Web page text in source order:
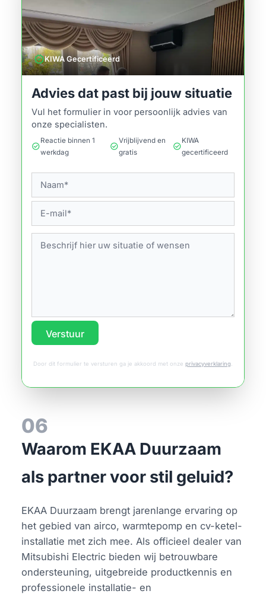
verifiedKIWA Gecertificeerd
Advies dat past bij jouw situatie
Vul het formulier in voor persoonlijk advies van
onze specialisten.
check_circle
Reactie binnen 1
werkdag
check_circle
Vrijblijvend en
gratis
check_circle
KIWA
gecertificeerd
Verstuur
Door dit formulier te versturen ga je akkoord met onze privacyverklaring
06
Waarom EKAA Duurzaam
als partner voor stil geluid?
EKAA Duurzaam brengt jarenlange ervaring op
het gebied van airco, warmtepomp en cv-ketel-
installatie met zich mee. Als officieel dealer van
Mitsubishi Electric bieden wij betrouwbare
ondersteuning, uitgebreide productkennis en
professionele installatie- en